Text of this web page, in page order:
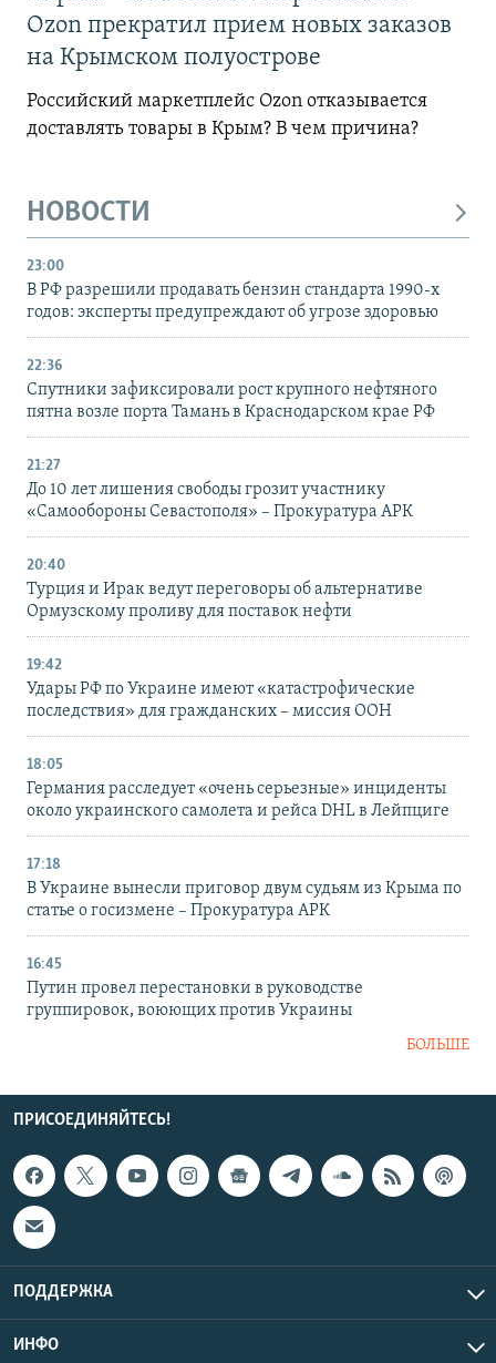
Ozon прекратил прием новых заказов
на Крымском полуострове
Российский маркетплейс Ozon отказывается
доставлять товары в Крым? В чем причина?
НОВОСТИ
23:00
В РФ разрешили продавать бензин стандарта 1990-х
годов: эксперты предупреждают об угрозе здоровью
22:36
Спутники зафиксировали рост крупного нефтяного
пятна возле порта Тамань в Краснодарском крае РФ
21:27
До 10 лет лишения свободы грозит участнику
«Самообороны Севастополя» – Прокуратура АРК
20:40
Турция и Ирак ведут переговоры об альтернативе
Ормузскому проливу для поставок нефти
19:42
Удары РФ по Украине имеют «катастрофические
последствия» для гражданских – миссия ООН
18:05
Германия расследует «очень серьезные» инциденты
около украинского самолета и рейса DHL в Лейпциге
17:18
В Украине вынесли приговор двум судьям из Крыма по
статье о госизмене – Прокуратура АРК
16:45
Путин провел перестановки в руководстве
группировок, воюющих против Украины
БОЛЬШЕ
ПРИСОЕДИНЯЙТЕСЬ!
ПОДДЕРЖКА
ИНФО